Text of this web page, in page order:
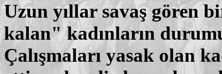
Uzun yıllar savaş gören
kalan" kadınların
Çalışmaları yasak olan